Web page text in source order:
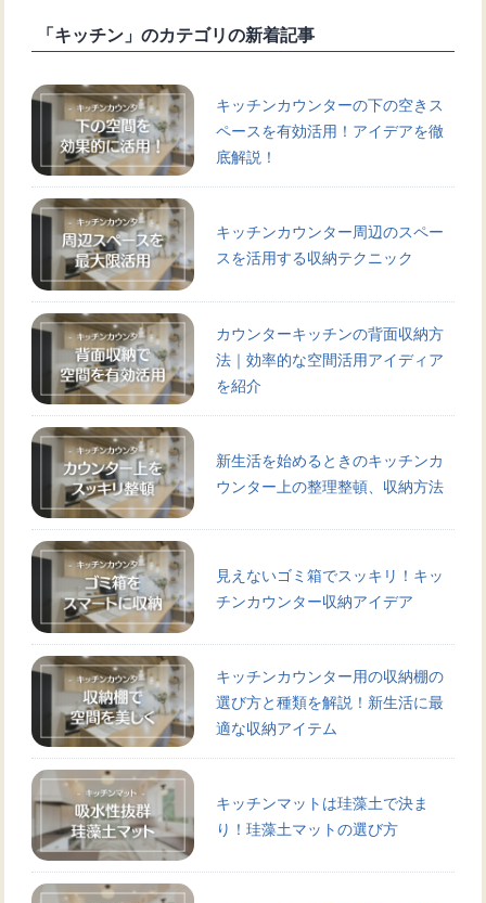
「キッチン」のカテゴリの新着記事
キッチンカウンターの下の空きス
ペースを有効活用！アイデアを徹
底解説！
キッチンカウンター周辺のスペー
スを活用する収納テクニック
カウンターキッチンの背面収納方
法｜効率的な空間活用アイディア
を紹介
新生活を始めるときのキッチンカ
ウンター上の整理整頓、収納方法
見えないゴミ箱でスッキリ！キッ
チンカウンター収納アイデア
キッチンカウンター用の収納棚の
選び方と種類を解説！新生活に最
適な収納アイテム
キッチンマットは珪藻土で決ま
り！珪藻土マットの選び方